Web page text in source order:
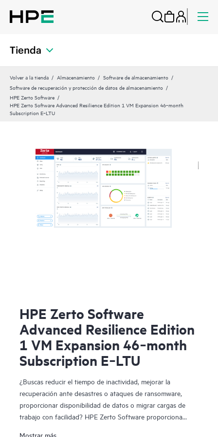
Tienda
Volver a la tienda Almacenamiento
Software de almacenamiento
Software de recuperación y protección de datos de almacenamiento
HPE Zerto Software
HPE Zerto Software Advanced Resilience Edition 1 VM Expansion 46‑month
Subscription E‑LTU
HPE Zerto Software
Advanced Resilience Edition
1 VM Expansion 46‑month
Subscription E‑LTU
¿Buscas reducir el tiempo de inactividad, mejorar la
recuperación ante desastres o ataques de ransomware,
proporcionar disponibilidad de datos o migrar cargas de
trabajo con facilidad? HPE Zerto Software proporciona
Mostrar más